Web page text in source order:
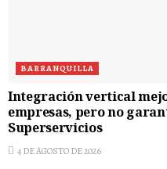
BARRANQUILLA
Integración vertical
empresas, pero no
Superservicios
4 DE AGOSTO DE 2026